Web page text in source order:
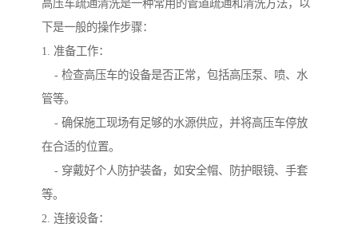
高压车疏通清洗是一种常用的管道疏通和清洗方法，以
下是一般的操作步骤：
1. 准备工作：
- 检查高压车的设备是否正常，包括高压泵、喷、水
管等。
- 确保施工现场有足够的水源供应，并将高压车停放
在合适的位置。
- 穿戴好个人防护装备，如安全帽、防护眼镜、手套
等。
2. 连接设备：